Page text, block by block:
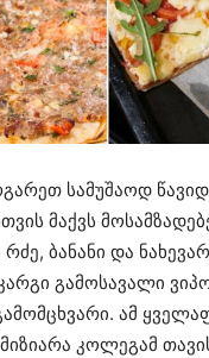
სამუშაოდ
მაქვს
რძე, ბანანი და
გამოსავალი
ამ
კოლეგამ